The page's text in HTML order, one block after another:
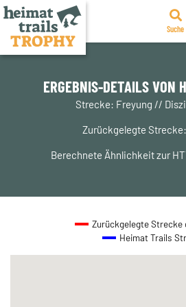
Zum
Suche
ERGEBNIS-DETAILS VON
Strecke: Freyung //
Zurückgelegte Strecke:
Berechnete Ähnlichkeit zur
Zurückgelegte Strecke
Heimat Trails